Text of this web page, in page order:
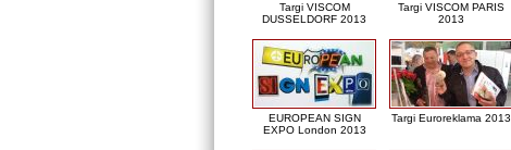
Targi VISCOM
DUSSELDORF 2013
Targi VISCOM PARIS
2013
EUROPEAN SIGN
EXPO London 2013
Targi Euroreklama 2013